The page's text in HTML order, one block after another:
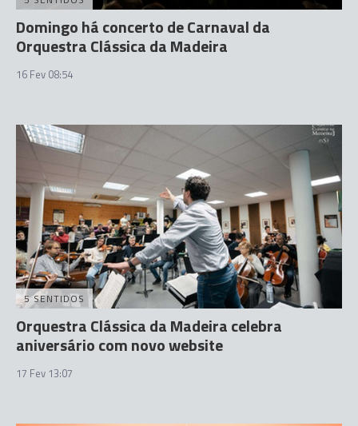
Domingo há concerto de Carnaval da
Orquestra Clássica da Madeira
16 Fev 08:54
5 SENTIDOS
Orquestra Clássica da Madeira celebra
aniversário com novo website
17 Fev 13:07